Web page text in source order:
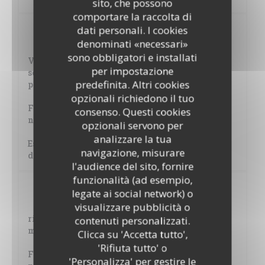
comportare la raccolta di
dati personali. I cookies
denominati «necessari»
sono obbligatori e installati
per impostazione
predefinita. Altri cookies
opzionali richiedono il tuo
consenso. Questi cookies
opzionali servono per
analizzare la tua
navigazione, misurare
l'audience del sito, fornire
funzionalità (ad esempio,
legate ai social network) o
visualizzare pubblicità o
contenuti personalizzati.
Clicca su 'Accetta tutto',
'Rifiuta tutto' o
'Personalizza' per gestire le
Entrées au choix (12.50 euros)
Verrine guacamole, tartare de thon façon "côte
sous le vent", citron vert et jus de fruit de la
passion
Foie gras de canard mi-cuit, confiture de cerises
noires et toast brioché
Escargots de Bourgogne en persillade sur un lit
de mousseline de céleri, le tout en poêlon
Plats au choix (28.00 euros)
ris de veau de cœur braisés au Porto et aux
morilles
Faux filet d'Angus à la plancha, sauce aux deux